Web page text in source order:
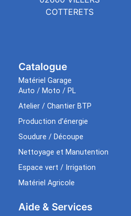
Catalogue
Matériel Garage
Auto / Moto / PL
Atelier / Chantier BTP
Production d’énergie
Soudure / Découpe
Nettoyage et Manutention
Espace vert / Irrigation
Matériel Agricole
Aide & Services​
COTTERETS